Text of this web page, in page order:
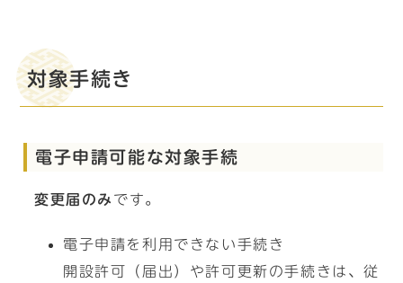
対象手続き
電子申請可能な対象手続
変更届のみ です。
電子申請を利用できない手続き
開設許可（届出）や許可更新の手続きは、従